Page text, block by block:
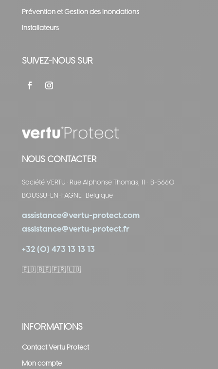
Prévention et Gestion des Inondations
Installateurs
SUIVEZ-NOUS SUR
NOUS CONTACTER
Société VERTU ·Rue Alphonse Thomas, 11 · B-5660
BOUSSU-EN-FAGNE ·Belgique
assistance@vertu-protect.com
assistance@vertu-protect.fr
+32 (0) 473 13 13 13
🇪🇺 🇧🇪 🇫🇷 🇱🇺
INFORMATIONS
Contact Vertu Protect
Mon compte